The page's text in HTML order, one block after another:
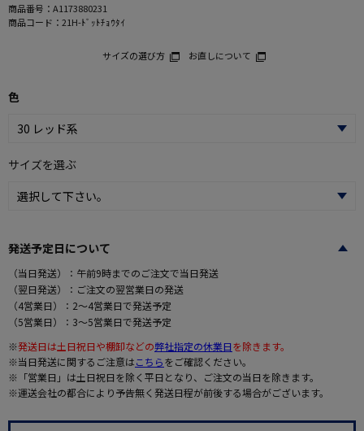
商品番号： A1173880231
商品コード： 21H-ﾄﾞｯﾄﾁｮｳﾀｲ
サイズの選び方 お直しについて
色
サイズを選ぶ
発送予定日について
（当日発送）：午前9時までのご注文で当日発送
（翌日発送）：ご注文の翌営業日の発送
（4営業日）：2～4営業日で発送予定
（5営業日）：3～5営業日で発送予定
※発送日は土日祝日や棚卸などの弊社指定の休業日を除きます。
※当日発送に関するご注意はこちらをご確認ください。
※「営業日」は土日祝日を除く平日となり、ご注文の当日を除きます。
※運送会社の都合により予告無く発送日程が前後する場合がございます。